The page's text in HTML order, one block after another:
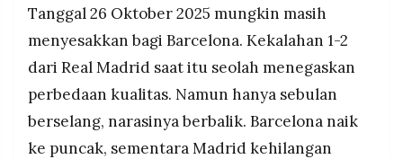
Tanggal 26 Oktober 2025 mungkin masih
menyesakkan bagi Barcelona. Kekalahan 1-2
dari Real Madrid saat itu seolah menegaskan
perbedaan kualitas. Namun hanya sebulan
berselang, narasinya berbalik. Barcelona naik
ke puncak, sementara Madrid kehilangan